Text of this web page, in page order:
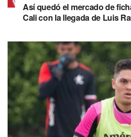
Así quedó el mercado de
Cali con la llegada de Luis